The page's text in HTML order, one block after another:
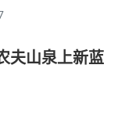
夫山泉上新蓝